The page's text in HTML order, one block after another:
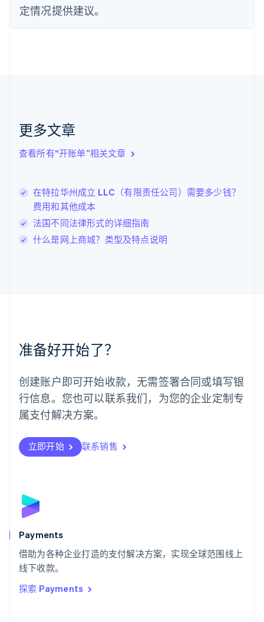
定情况提供建议。
更多文章
查看所有“开账单”相关文章
在特拉华州成立 LLC（有限责任公司）需要多少钱？
费用和其他成本
法国不同法律形式的详细指南
什么是网上商城？类型及特点说明
准备好开始了？
创建账户即可开始收款，无需签署合同或填写银
行信息。您也可以联系我们，为您的企业定制专
属支付解决方案。
立即开始 联系销售
Payments
借助为各种企业打造的支付解决方案，实现全球范围线上
线下收款。
探索 Payments
芬兰
EnglishSvenska
English Italiano
拉脱维亚
立陶宛
DeutschEnglish
卢森堡
罗马尼亚
English
挪威
葡萄牙
Português English
日本
日本語English
瑞典
瑞士
DeutschFrançais
English
斯洛文尼亚
泰国
ไทยEnglish
希腊
English
西班牙